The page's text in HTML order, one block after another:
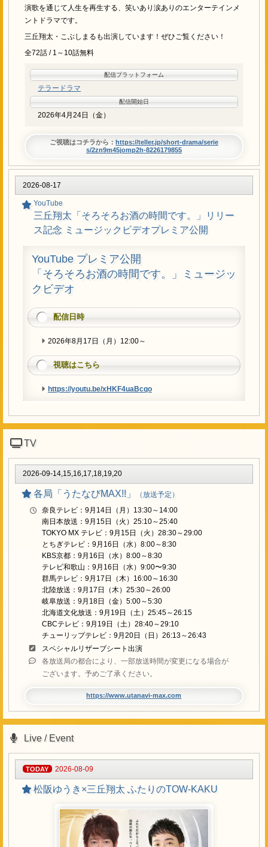
演歌を通じて人生を再生する、笑いあり涙ありのエンターテインメ
ントドラマです。
三丘翔太・こぶしまるも出演しています！ぜひご覧ください！
全72話 / 1～10話無料
配信プラットフォーム
テラードラマ
配信開始日
2026年4月24日（金）
ご視聴はコチラから： https://teller.jp/short-drama/serie
s/2zn9m45jomp2h-8226179855
2026-08-17
YouTube
三丘翔太「そろそろお酒の時間です。」リリー
ス記念 ミュージックビデオプレミア公開
YouTube プレミア公開
「そろそろお酒の時間です。」ミュージッ
クビデオ
配信日時
2026年8月17日（月）12:00～
視聴はこちら
https://youtu.be/xHKF4uaBcqo
TV
2026-09-14,15,16,17,18,19,20
各局「うたなびMAX!!」
（放送予定）
奈良テレビ：9月14日（月）13:30～14:00
南日本放送：9月15日（火）25:10～25:40
TOKYO MX テレビ：9月15日（火）28:30～29:00
とちぎテレビ：9月16日（水）8:00～8:30
KBS京都：9月16日（水）8:00～8:30
テレビ和歌山：9月16日（水）9:00〜9:30
群馬テレビ：9月17日（木）16:00～16:30
北陸放送：9月17日（木）25:30～26:00
岐阜放送：9月18日（金）5:00～5:30
北海道文化放送：9月19日（土）25:45～26:15
CBCテレビ：9月19日（土）28:40～29:10
チューリップテレビ：9月20日（日）26:13～26:43
スペシャルリザーブシート出演
各放送局の都合により、一部放送時間が変更になる場合が
ございます。予めご了承ください。
https://www.utanavi-max.com
Live / Event
2026-08-09
松阪ゆうき×三丘翔太 ふたりのTOW-KAKU